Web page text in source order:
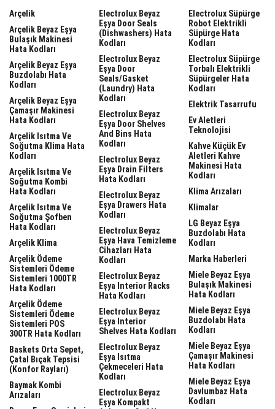
Arçelik
Arçelik Beyaz Eşya
Bulaşık Makinesi
Hata Kodları
Arçelik Beyaz Eşya
Buzdolabı Hata
Kodları
Arçelik Beyaz Eşya
Çamaşır Makinesi
Hata Kodları
Arçelik Isıtma Ve
Soğutma Klima Hata
Kodları
Arçelik Isıtma Ve
Soğutma Kombi
Hata Kodları
Arçelik Isıtma Ve
Soğutma Şofben
Hata Kodları
Arçelik Klima
Arçelik Ödeme
Sistemleri Ödeme
Sistemleri 1000TR
Hata Kodları
Arçelik Ödeme
Sistemleri Ödeme
Sistemleri POS
300TR Hata Kodları
Baskets Orta Sepet,
Çatal Bıçak Tepsisi
(Konfor Rayları)
Baymak Kombi
Arızaları
Electrolux Beyaz
Eşya Door Seals
(dishwashers) Hata
Kodları
Electrolux Beyaz
Eşya Door
Seals/gasket
(laundry) Hata
Kodları
Electrolux Beyaz
Eşya Door Shelves
And Bins Hata
Kodları
Electrolux Beyaz
Eşya Drain Filters
Hata Kodları
Electrolux Beyaz
Eşya Drawers Hata
Kodları
Electrolux Beyaz
Eşya Hava Temizleme
Cihazları Hata
Kodları
Electrolux Beyaz
Eşya Interior Racks
Hata Kodları
Electrolux Beyaz
Eşya Interior
Shelves Hata Kodları
Electrolux Beyaz
Eşya Isıtma
Çekmeceleri Hata
Kodları
Electrolux Beyaz
Eşya Kompakt
Electrolux Süpürge
Robot Elektrikli
Süpürge Hata
Kodları
Electrolux Süpürge
Torbalı Elektrikli
Süpürgeler Hata
Kodları
Elektrik Tasarrufu
Ev Aletleri
Teknolojisi
Kahve Küçük Ev
Aletleri Kahve
Makinesi Hata
Kodları
Klima Arızaları
Klimalar
LG Beyaz Eşya
Buzdolabı Hata
Kodları
Marka Haberleri
Miele Beyaz Eşya
Bulaşık Makinesi
Hata Kodları
Miele Beyaz Eşya
Buzdolabı Hata
Kodları
Miele Beyaz Eşya
Çamaşır Makinesi
Hata Kodları
Miele Beyaz Eşya
Davlumbaz Hata
Kodları